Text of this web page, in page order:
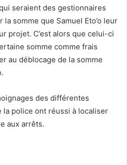
seraient des gestionnaires
somme que Samuel Eto’o leur
projet. C’est alors que celui-ci
somme comme frais
au déblocage de la somme
des différentes
police ont réussi à localiser
aux arrêts.